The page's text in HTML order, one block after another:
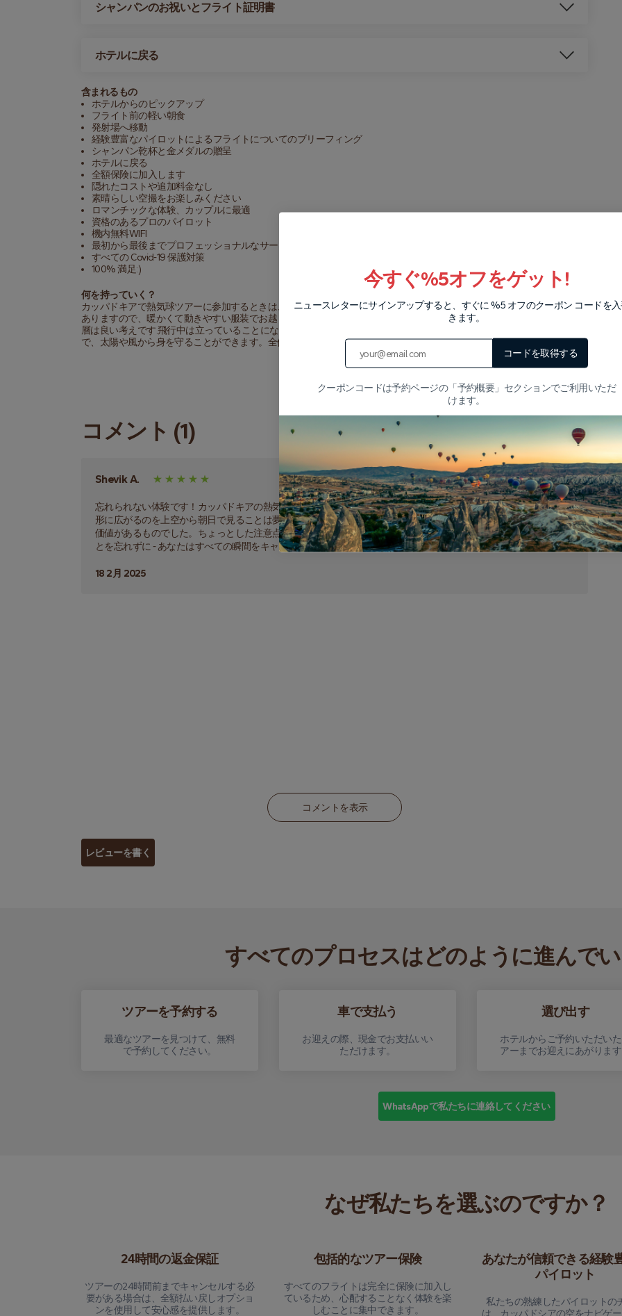
シャンパンのお祝いとフライト証明書
ホテルに戻る
含まれるもの
ホテルからのピックアップ
フライト前の軽い朝食
発射場へ移動
経験豊富なパイロットによるフライトについてのブリーフィング
シャンパン乾杯と金メダルの贈呈
ホテルに戻る
全額保険に加入します
隠れたコストや追加料金なし
素晴らしい空撮をお楽しみください
ロマンチックな体験、カップルに最適
資格のあるプロのパイロット
機内無料WIFI
最初から最後までプロフェッショナルなサービス
すべての Covid-19 保護対策
100% 満足:)
何を持っていく？
カッパドキアで熱気球ツアーに参加するときは、早朝の気温に適した服装をすることが重要です。朝は涼しくなることが
ありますので、暖かくて動きやすい服装でお越しください。温度が上がるにつれてそれらを取り除くことができるので、
層は良い考えです.飛行中は立っていることになるので、安全で快適な靴もお勧めします。さらに、帽子や頭を覆うこと
で、太陽や風から身を守ることができます。全体として、快適な服装をし、気象条件に備えることが重要です。
コメント (1)
Shevik A.
忘れられない体験です！カッパドキアの熱気球に乗ったことは超素晴らしかったです。黄金の光がユニークな岩の
形に広がるのを上空から朝日で見ることは夢のようでした。朝の静けさと素晴らしい景色は、すべての瞬間がその
価値があるものでした。ちょっとした注意点として、フライトは朝早いので、重ね着をしてカメラを持っていくこ
とを忘れずに - あなたはすべての瞬間をキャッチしたくなるでしょう！
18 2月 2025
コメントを表示
レビューを書く
すべてのプロセスはどのように進んで
ツアーを予約する
最適なツアーを見つけて、無料
で予約してください。
車で支払う
お迎えの際、現金でお支払いい
ただけます。
選び出す
ホテルからご予約いただい
アーまでお迎えにあがりま
WhatsAppで私たちに連絡してください
なぜ私たちを選ぶのですか？
24時間の返金保証
ツアーの24時間前までキャンセルする必
要がある場合は、全額払い戻しオプショ
ンを使用して安心感を提供します。
包括的なツアー保険
すべてのフライトは完全に保険に加入し
ているため、心配することなく体験を楽
しむことに集中できます。
あなたが信頼できる経験
パイロット
私たちの熟練したパイロットの
は、カッパドシアの空をナビゲ
今すぐ%5オフをゲット!
ニュースレターにサインアップすると、すぐに %5 オフのクーポン コードを
きます。
コードを取得する
クーポンコードは予約ページの「予約概要」セクションでご利用いただ
けます。